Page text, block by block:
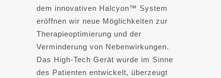
dem innovativen Halcyon™ System
eröffnen wir neue Möglichkeiten zur
Therapieoptimierung und der
Verminderung von Nebenwirkungen.
Das High-Tech Gerät wurde im Sinne
des Patienten entwickelt, überzeugt